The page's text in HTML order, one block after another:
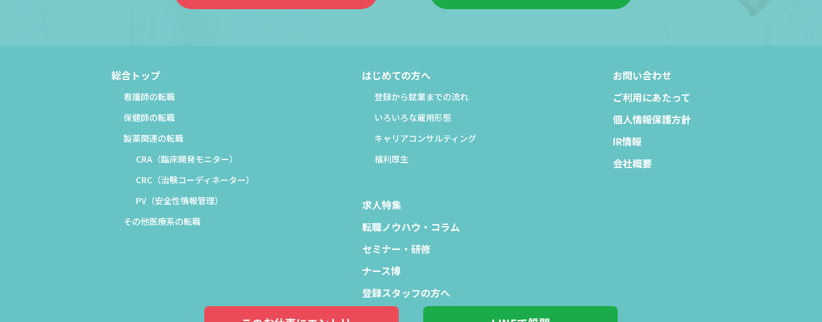
総合トップ
看護師の転職
保健師の転職
製薬関連の転職
CRA（臨床開発モニター）
CRC（治験コーディネーター）
PV（安全性情報管理）
その他医療系の転職
はじめての方へ
登録から就業までの流れ
いろいろな雇用形態
キャリアコンサルティング
福利厚生
求人特集
転職ノウハウ・コラム
セミナー・研修
ナース博
登録スタッフの方へ
お問い合わせ
ご利用にあたって
個人情報保護方針
IR情報
会社概要